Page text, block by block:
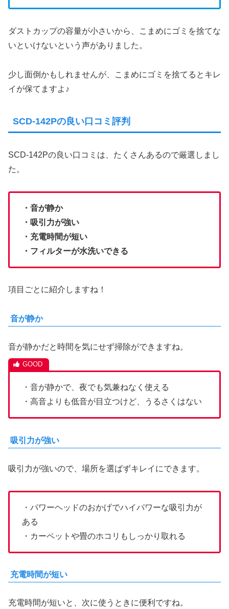
ダストカップの容量が小さいから、こまめにゴミを捨てな
いといけないという声がありました。
少し面倒かもしれませんが、こまめにゴミを捨てるとキレ
イが保てますよ♪
SCD-142Pの良い口コミ評判
SCD-142Pの良い口コミは、たくさんあるので厳選しまし
た。
・音が静か
・吸引力が強い
・充電時間が短い
・フィルターが水洗いできる
項目ごとに紹介しますね！
音が静か
音が静かだと時間を気にせず掃除ができますね。
・音が静かで、夜でも気兼ねなく使える
・高音よりも低音が目立つけど、うるさくはない
吸引力が強い
吸引力が強いので、場所を選ばずキレイにできます。
・パワーヘッドのおかげでハイパワーな吸引力が
ある
・カーペットや畳のホコリもしっかり取れる
充電時間が短い
充電時間が短いと、次に使うときに便利ですね。